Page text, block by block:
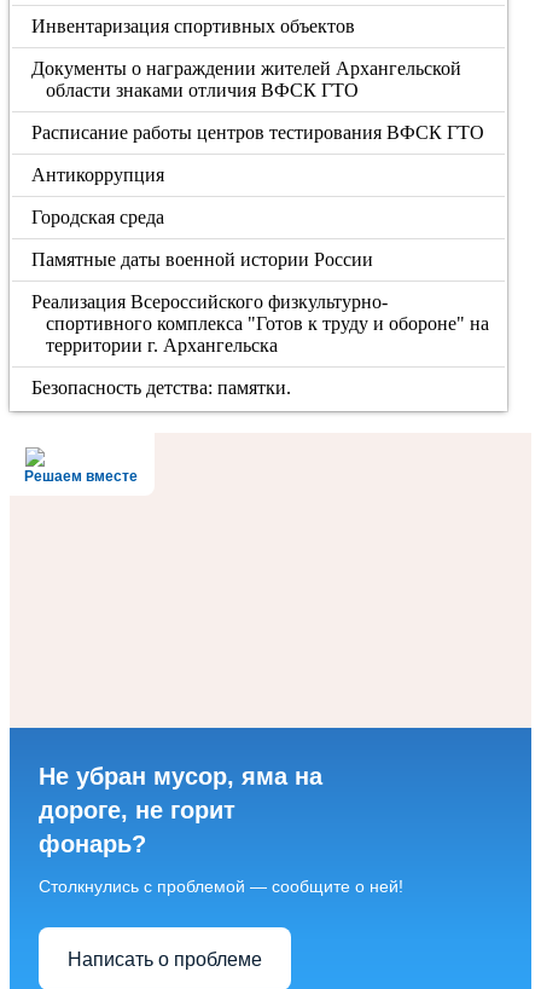
Инвентаризация спортивных объектов
Документы о награждении жителей Архангельской
области знаками отличия ВФСК ГТО
Расписание работы центров тестирования ВФСК ГТО
Антикоррупция
Городская среда
Памятные даты военной истории России
Реализация Всероссийского физкультурно-
спортивного комплекса "Готов к труду и обороне" на
территории г. Архангельска
Безопасность детства: памятки.
Решаем вместе
Не убран мусор, яма на
дороге, не горит
фонарь?
Столкнулись с проблемой — сообщите о ней!
Написать о проблеме